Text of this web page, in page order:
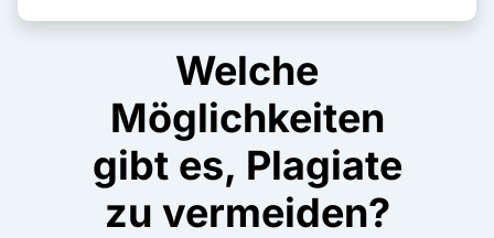
Welche
Möglichkeiten
gibt es, Plagiate
zu vermeiden?